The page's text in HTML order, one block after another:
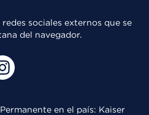
sociales externos que se
del navegador.
en el país: Kaiser